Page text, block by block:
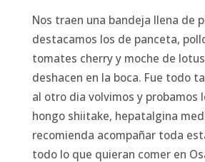
Nos traen una bandeja llena de
destacamos los de panceta,
tomates cherry y moche de
deshacen en la boca. Fue todo
al otro dia volvimos y probamos
hongo shiitake, hepatalgina
recomienda acompañar toda
todo lo que quieran comer en